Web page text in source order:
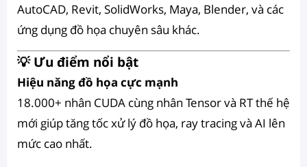
AutoCAD, Revit, SolidWorks, Maya, Blender, và các
ứng dụng đồ họa chuyên sâu khác.
💡 Ưu điểm nổi bật
Hiệu năng đồ họa cực mạnh
18.000+ nhân CUDA cùng nhân Tensor và RT thế hệ
mới giúp tăng tốc xử lý đồ họa, ray tracing và AI lên
mức cao nhất.